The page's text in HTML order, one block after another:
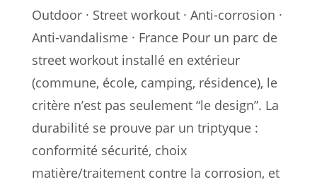
Outdoor · Street workout · Anti-corrosion ·
Anti-vandalisme · France Pour un parc de
street workout installé en extérieur
(commune, école, camping, résidence), le
critère n’est pas seulement “le design”. La
durabilité se prouve par un triptyque :
conformité sécurité, choix
matière/traitement contre la corrosion, et